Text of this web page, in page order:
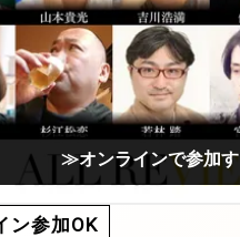
≫オンラインで参加
ン参加OK